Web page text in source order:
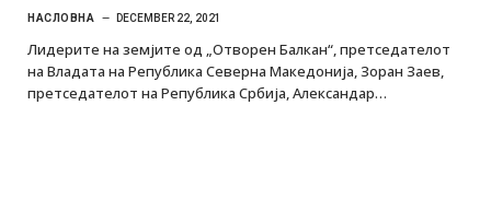
НАСЛОВНА DECEMBER 22, 2021
Лидерите на земјите од „Отворен Балкан“, претседателот
на Владата на Република Северна Македонија, Зоран Заев,
претседателот на Република Србија, Александар…